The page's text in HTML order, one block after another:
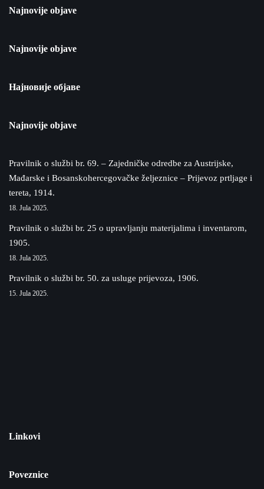
Najnovije objave
Najnovije objave
Најновије објаве
Najnovije objave
Pravilnik o službi br. 69. – Zajedničke odredbe za Austrijske,
Mađarske i Bosanskohercegovačke željeznice – Prijevoz prtljage i
tereta, 1914.
18. Jula 2025.
Pravilnik o službi br. 25 o upravljanju materijalima i inventarom,
1905.
18. Jula 2025.
Pravilnik o službi br. 50. za usluge prijevoza, 1906.
15. Jula 2025.
Linkovi
Poveznice